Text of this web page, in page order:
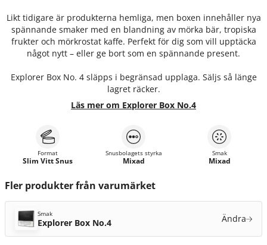
Likt tidigare är produkterna hemliga, men boxen innehåller nya
spännande smaker med en blandning av mörka bär, tropiska
frukter och mörkrostat kaffe. Perfekt för dig som vill upptäcka
något nytt – eller ge bort som en spännande present.
Explorer Box No. 4 släpps i begränsad upplaga. Säljs så länge
lagret räcker.
Läs mer om Explorer Box No.4
Format
Slim Vitt Snus
Snusbolagets styrka
Mixad
Smak
Mixad
Fler produkter från varumärket
Smak
Explorer Box No.4 Ändra